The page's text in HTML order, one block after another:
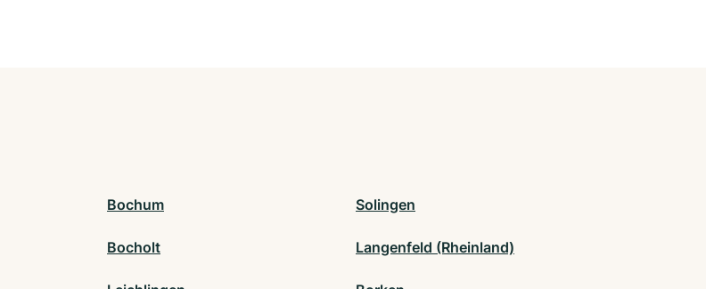
Bochum Solingen
Bocholt Langenfeld (Rheinland)